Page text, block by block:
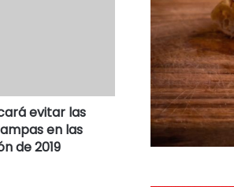
evitar las
en las
de 2019